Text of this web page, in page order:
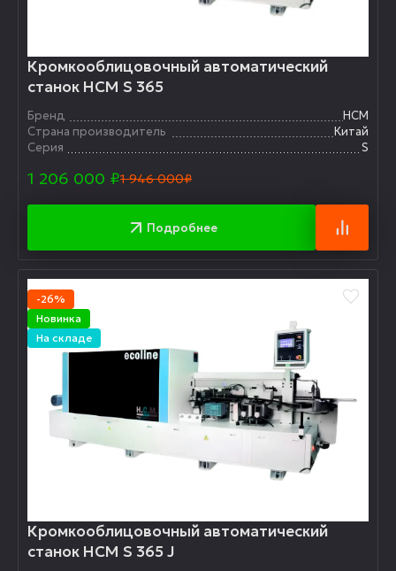
Кромкооблицовочный автоматический
станок HCM S 365
Бренд
HCM
Страна производитель
Китай
Серия
S
1 206 000 ₽1 946 000₽
Подробнее
-26%
Новинка
На складе
Кромкооблицовочный автоматический
станок HCM S 365 J